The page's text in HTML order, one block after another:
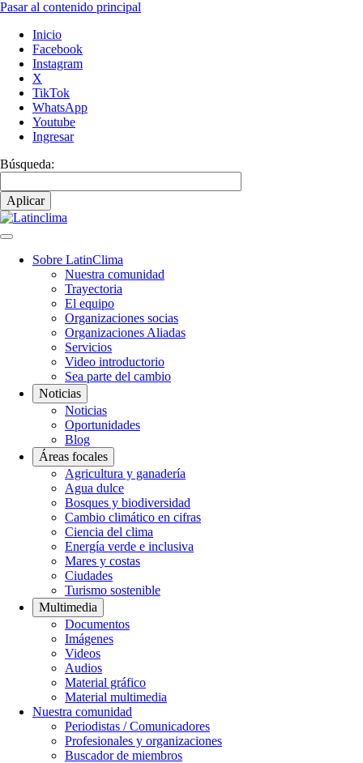
Pasar al contenido principal
Inicio
Facebook
Instagram
X
TikTok
WhatsApp
Youtube
Ingresar
Búsqueda:
Navegación
Sobre LatinClima
Nuestra comunidad
Trayectoria
El equipo
Organizaciones socias
Organizaciones Aliadas
Servicios
Video introductorio
Sea parte del cambio
Noticias
Noticias
Oportunidades
Blog
Áreas focales
Agricultura y ganadería
Agua dulce
Bosques y biodiversidad
Cambio climático en cifras
Ciencia del clima
Energía verde e inclusiva
Mares y costas
Ciudades
Turismo sostenible
Multimedia
Documentos
Imágenes
Videos
Audios
Material gráfico
Material multimedia
Nuestra comunidad
Periodistas / Comunicadores
Profesionales y organizaciones
Buscador de miembros